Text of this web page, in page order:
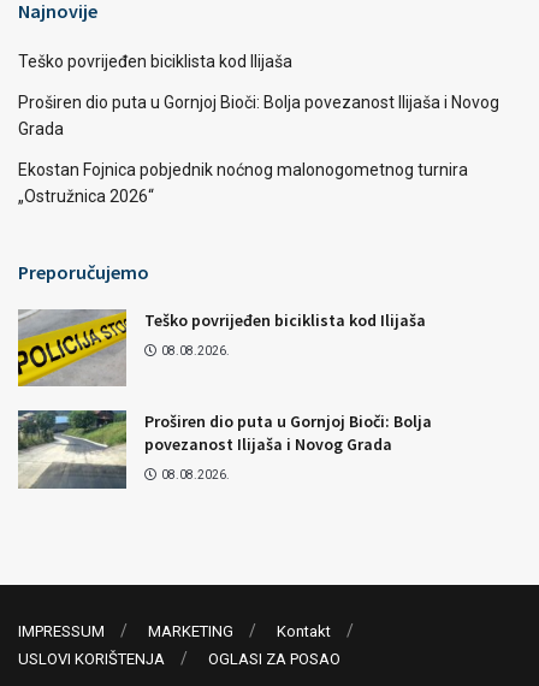
Najnovije
Teško povrijeđen biciklista kod Ilijaša
Proširen dio puta u Gornjoj Bioči: Bolja povezanost Ilijaša i Novog
Grada
Ekostan Fojnica pobjednik noćnog malonogometnog turnira
„Ostružnica 2026“
Preporučujemo
Teško povrijeđen biciklista kod Ilijaša
08.08.2026.
Proširen dio puta u Gornjoj Bioči: Bolja
povezanost Ilijaša i Novog Grada
08.08.2026.
IMPRESSUM MARKETING
Kontakt
USLOVI KORIŠTENJA
OGLASI ZA POSAO